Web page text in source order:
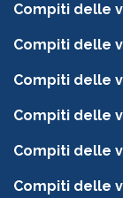
Compiti delle
Compiti delle
Compiti delle
Compiti delle
Compiti delle
Compiti delle